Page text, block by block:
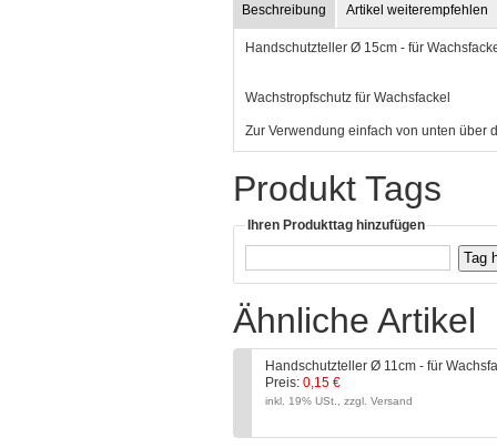
Beschreibung Artikel weiterempfehlen
Handschutzteller Ø 15cm - für
Wachstropfschutz für Wachsfackel
Zur Verwendung einfach von unten über
Produkt Tags
Ihren Produkttag hinzufügen
Ähnliche Artikel
Handschutzteller Ø 11cm - für
Preis: 0,15 €
inkl. 19% USt., zzgl. Versand